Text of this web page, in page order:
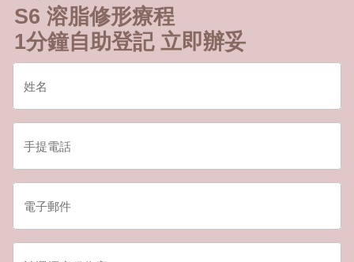
S6 溶脂修形療程
1分鐘自助登記 立即辦妥